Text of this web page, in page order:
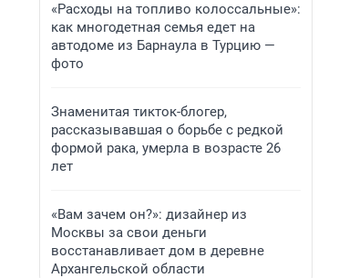
«Расходы на топливо колоссальные»:
как многодетная семья едет на
автодоме из Барнаула в Турцию —
фото
Знаменитая тикток-блогер,
рассказывавшая о борьбе с редкой
формой рака, умерла в возрасте 26
лет
«Вам зачем он?»: дизайнер из
Москвы за свои деньги
восстанавливает дом в деревне
Архангельской области